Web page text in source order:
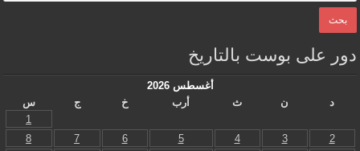
دور على بوست بالتاريخ
أغسطس 2026
د
ن ث أرب خ ج
س
1
2
3
4
5
6
7
8